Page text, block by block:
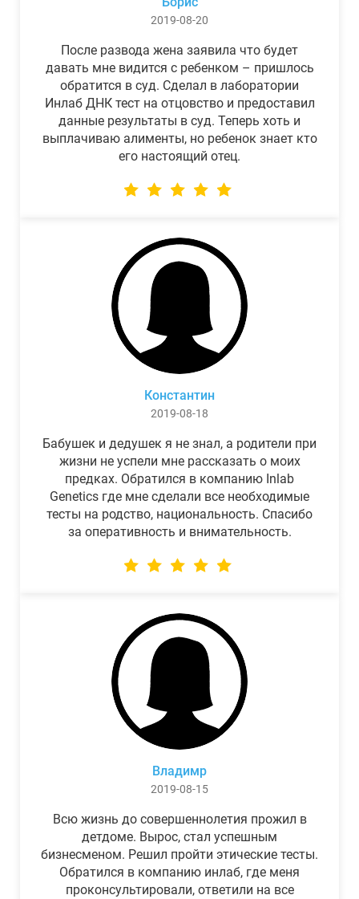
2019-08-20
После развода жена заявила что будет
давать мне видится с ребенком – пришлось
обратится в суд. Сделал в лаборатории
Инлаб ДНК тест на отцовство и предоставил
данные результаты в суд. Теперь хоть и
выплачиваю алименты, но ребенок знает кто
его настоящий отец.
Константин
2019-08-18
Бабушек и дедушек я не знал, а родители при
жизни не успели мне рассказать о моих
предках. Обратился в компанию Inlab
Genetics где мне сделали все необходимые
тесты на родство, национальность. Спасибо
за оперативность и внимательность.
Владимр
2019-08-15
Всю жизнь до совершеннолетия прожил в
детдоме. Вырос, стал успешным
бизнесменом. Решил пройти этические тесты.
Обратился в компанию инлаб, где меня
проконсультировали, ответили на все